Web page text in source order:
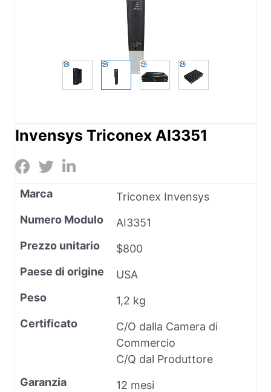
Invensys Triconex AI3351
Marca
Triconex Invensys
Numero Modulo
AI3351
Prezzo unitario
$800
Paese di origine
USA
Peso
1,2 kg
Certificato
C/O dalla Camera di
Commercio
C/Q dal Produttore
Garanzia
12 mesi